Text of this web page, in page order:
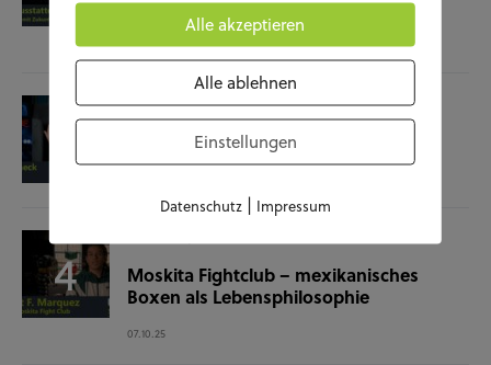
Zukunft?
KUNST UND KULTUR SOZIALES
Film-Check “Christine”
Moskita Fightclub – mexikanisches
Boxen als Lebensphilosophie
07.10.25
Alle akzeptieren
Alle ablehnen
Einstellungen
Datenschutz| Impressum